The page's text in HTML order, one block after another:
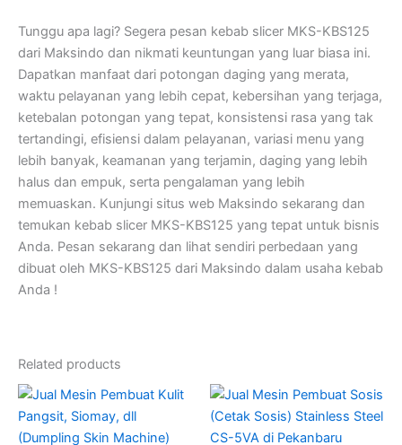
Tunggu apa lagi? Segera pesan kebab slicer MKS-KBS125
dari Maksindo dan nikmati keuntungan yang luar biasa ini.
Dapatkan manfaat dari potongan daging yang merata,
waktu pelayanan yang lebih cepat, kebersihan yang terjaga,
ketebalan potongan yang tepat, konsistensi rasa yang tak
tertandingi, efisiensi dalam pelayanan, variasi menu yang
lebih banyak, keamanan yang terjamin, daging yang lebih
halus dan empuk, serta pengalaman yang lebih
memuaskan. Kunjungi situs web Maksindo sekarang dan
temukan kebab slicer MKS-KBS125 yang tepat untuk bisnis
Anda. Pesan sekarang dan lihat sendiri perbedaan yang
dibuat oleh MKS-KBS125 dari Maksindo dalam usaha kebab
Anda !
Related products